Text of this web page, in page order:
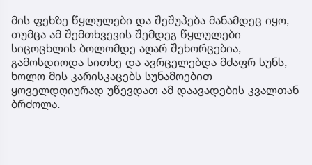
მის ფეხზე წყლულები და შეშუპება მანამდეც იყო,
თუმცა ამ შემთხვევის შემდეგ წყლულები
სიცოცხლის ბოლომდე აღარ შეხორცებია,
გამოსდიოდა სითხე და ავრცელებდა მძაფრ სუნს,
ხოლო მის კარისკაცებს სუნამოებით
ყოველდღიურად უწევდათ ამ დაავადების კვალთან
ბრძოლა.